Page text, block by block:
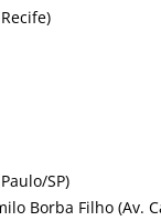
SP)
Borba Filho (Av.